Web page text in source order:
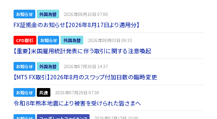
お知らせ 外国為替 2026年08月10日 07:00
FX証拠金のお知らせ【2026年8月17日より適用分】
CFD取引 お知らせ 外国為替 2026年08月03日 09:33
【重要】米国雇用統計発表に伴う取引に関する注意喚起
お知らせ 外国為替 2026年07月30日 14:37
【MT5 FX取引】2026年8月のスワップ付加日数の臨時変更
お知らせ 共通 2026年07月29日 07:30
令和８年熊本地震により被害を受けられた皆さまへ